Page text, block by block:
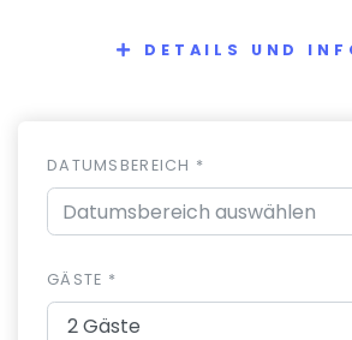
DETAILS UND
DATUMSBEREICH *
GÄSTE *